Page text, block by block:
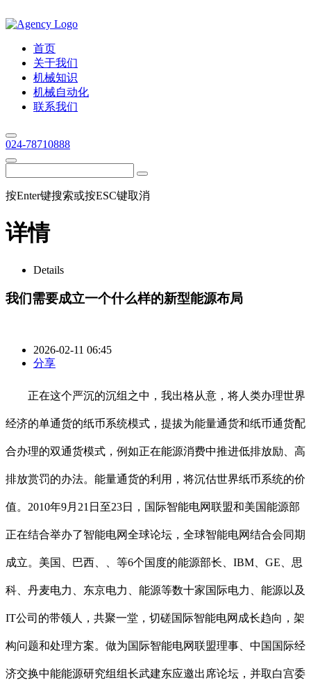
首页
关于我们
机械知识
机械自动化
联系我们
024-78710888
按Enter键搜索或按ESC键取消
详情
Details
我们需要成立一个什么样的新型能源布局
2026-02-11 06:45
分享
正在这个严沉的沉组之中，我出格从意，将人类办理世界
经济的单通货的纸币系统模式，提拔为能量通货和纸币通货配
合办理的双通货模式，例如正在能源消费中推进低排放励、高
排放赏罚的办法。能量通货的利用，将沉估世界纸币系统的价
值。2010年9月21日至23日，国际智能电网联盟和美国能源部
正在结合举办了智能电网全球论坛，全球智能电网结合会同期
成立。美国、巴西、、等6个国度的能源部长、IBM、GE、思
科、丹麦电力、东京电力、能源等数十家国际电力、能源以及
IT公司的带领人，共聚一堂，切磋国际智能电网成长趋向，架
构问题和处理方案。做为国际智能电网联盟理事、中国国际经
济交换中能能源研究组组长武建东应邀出席论坛，并取白宫委